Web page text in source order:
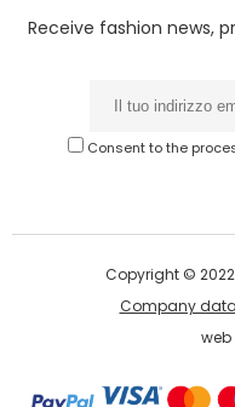
Receive fashion news,
Consent to the
Copyright © 2022
Company data
web